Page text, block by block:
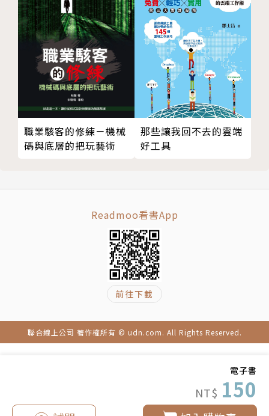
電子書
NT$ 150
職業駭客的修練－機械
碼與底層的把玩藝術
那些讓我回不去的雲端
好工具
Readmoo看書App
前往下載
聯合線上公司 著作權所有 © udn.com. All Rights Reserved.